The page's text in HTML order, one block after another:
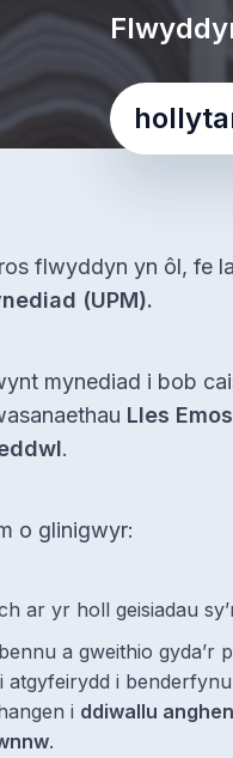
flwyddyn yn ôl, fe
(UPM).
mynediad i bob
Lles
.
o glinigwyr:
ar yr holl geisiadau
a gweithio gyda’r
atgyfeirydd i
i ddiwallu
.